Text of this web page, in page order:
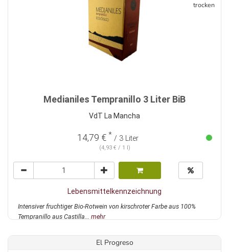
trocken
Medianiles Tempranillo 3 Liter BiB
VdT La Mancha
14,79 € * / 3 Liter
(4,93 € / 1 l)
Lebensmittelkennzeichnung
Intensiver fruchtiger Bio-Rotwein von kirschroter Farbe aus 100%
Tempranillo aus Castilla... mehr
El Progreso